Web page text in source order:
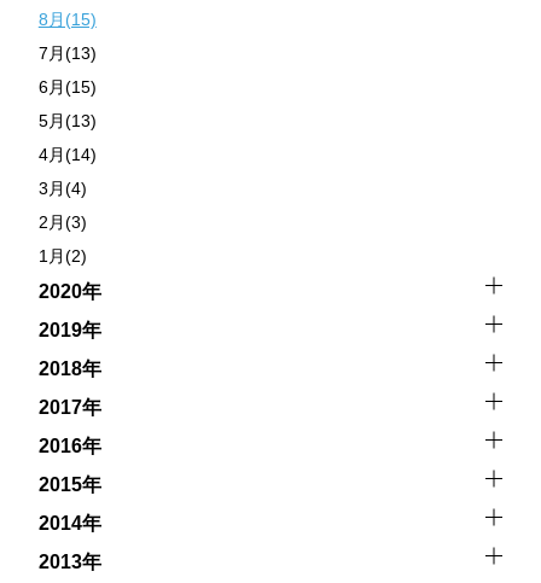
8月(15)
7月(13)
6月(15)
5月(13)
4月(14)
3月(4)
2月(3)
1月(2)
2020年
2019年
2018年
2017年
2016年
2015年
2014年
2013年